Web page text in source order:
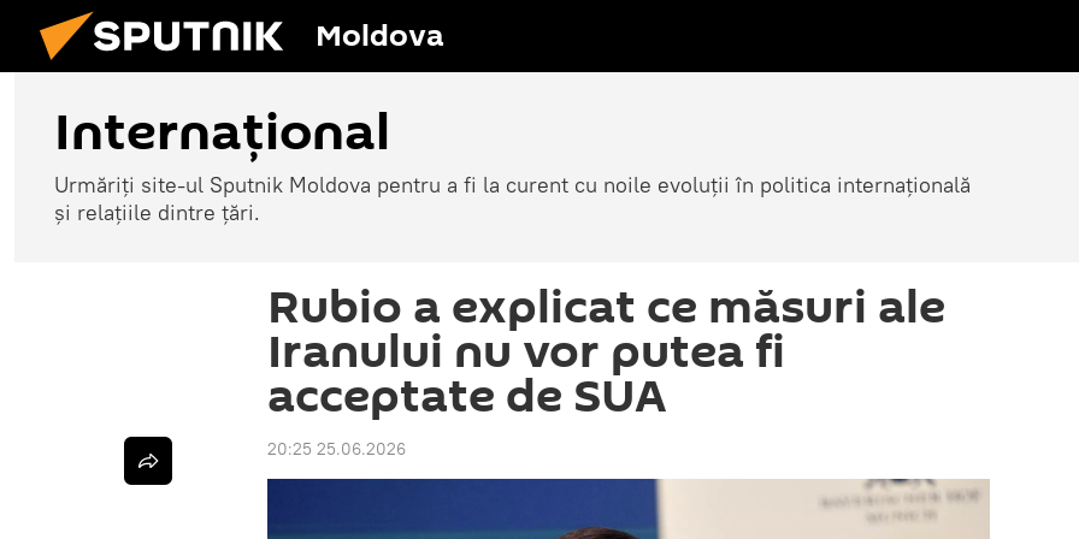
Moldova
Internațional
Urmăriți site-ul Sputnik Moldova pentru a fi la curent cu noile evoluții în politica internațională
și relațiile dintre țări.
Rubio a explicat ce măsuri ale
Iranului nu vor putea fi
acceptate de SUA
20:25 25.06.2026